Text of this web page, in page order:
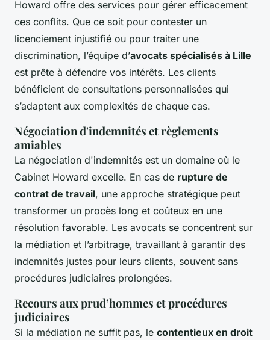
Howard offre des services pour gérer efficacement
ces conflits. Que ce soit pour contester un
licenciement injustifié ou pour traiter une
discrimination, l’équipe d’avocats spécialisés à Lille
est prête à défendre vos intérêts. Les clients
bénéficient de consultations personnalisées qui
s’adaptent aux complexités de chaque cas.
Négociation d'indemnités et règlements
amiables
La négociation d'indemnités est un domaine où le
Cabinet Howard excelle. En cas de rupture de
contrat de travail, une approche stratégique peut
transformer un procès long et coûteux en une
résolution favorable. Les avocats se concentrent sur
la médiation et l’arbitrage, travaillant à garantir des
indemnités justes pour leurs clients, souvent sans
procédures judiciaires prolongées.
Recours aux prud’hommes et procédures
judiciaires
Si la médiation ne suffit pas, le contentieux en droit